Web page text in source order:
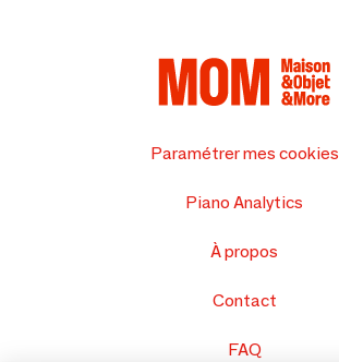
Paramétrer mes cookies
Piano Analytics
À propos
Contact
FAQ